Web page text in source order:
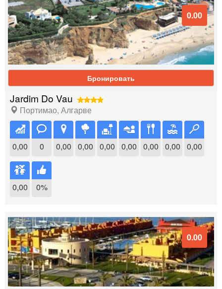
0.00
Бронировать
Jardim Do Vau
Портимао, Алгарве
0,00 0 0,00 0,00 0,00 0,00 0,00 0,00 0,00
0,00 0%
0.00